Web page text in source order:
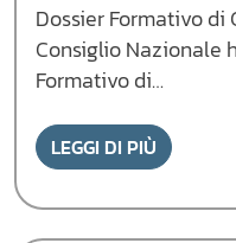
Dossier Formativo di
Consiglio Nazionale
Formativo di…
LEGGI DI PIÙ